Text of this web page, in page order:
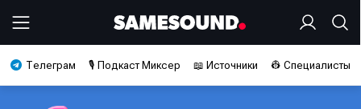
Телеграм 🎙️ Подкаст Миксер 📖 Источники 👷 Специалисты